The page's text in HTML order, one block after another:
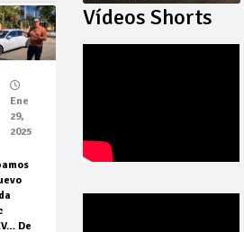
Ene
29,
2025
De
Vídeos Shorts